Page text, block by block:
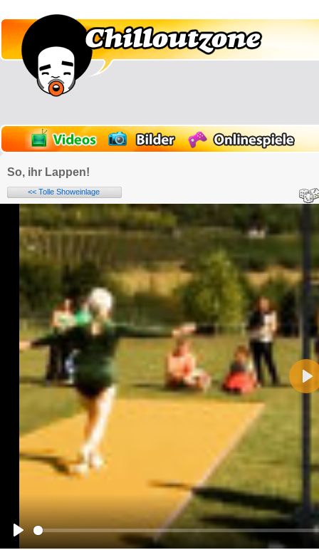
So, ihr Lappen!
<< Tolle Showeinlage
Name:
E-Mail-Adresse (optional):
Kommentar:
Alle HTML-Tags außer <br>, <strike> und <i> werden aus Deinem Kommentar entfernt.
URLs werden automatisch umgewandelt. Bitte verwende "www." oder "http://" in URLs
Ich möchte eine E-Mail, wenn zu meinem Kommentar Antworten erscheinen.
Ich möchte eine E-Mail, wenn auf dieser Seite weitere Kommentare erscheinen.